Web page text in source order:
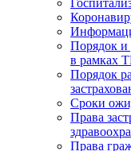
Порядок и
в рамках
Порядок
Сроки
Права
Права